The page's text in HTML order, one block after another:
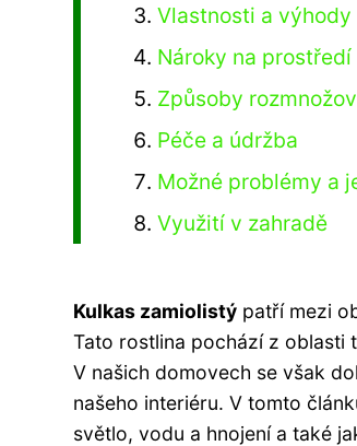
Vlastnosti a výhody
Nároky na
Způsoby
Péče a údržba
Možné problémy a
Využití v zahradě
Kulkas zamiolistý patří mezi
Tato rostlina pochází z oblasti
V našich domovech se však
našeho interiéru. V tomto
světlo, vodu a hnojení a také